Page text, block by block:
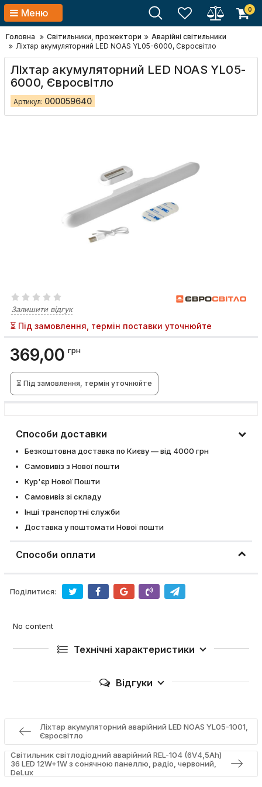
Меню 0
Головна Світильники, прожектори
Аварійні світильники
Ліхтар акумуляторний LED NOAS YL05-6000, Євросвітло
Ліхтар акумуляторний LED NOAS YL05-
6000, Євросвітло
Артикул: 000059640
Залишити відгук
⏳ Під замовлення, термін поставки уточнюйте
369,00 грн
⏳ Під замовлення, термін уточнюйте
Способи доставки
Безкоштовна доставка по Києву — від 4000 грн
Самовивіз з Нової пошти
Кур'єр Нової Пошти
Самовивіз зі складу
Інші транспортні служби
Доставка у поштомати Нової пошти
Способи оплати
Поділитися:
No content
Технічні характеристики
Відгуки
Ліхтар акумуляторний аварійний LED NOAS YL05-1001,
Євросвітло
Cвітильник світлодіодний аварійний REL-104 (6V4,5Ah)
36 LED 12W+1W з сонячною панеллю, радіо, червоний,
DeLux